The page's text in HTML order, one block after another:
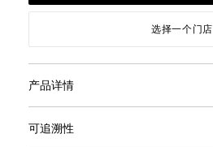
选择一个门店
产品详情
可追溯性